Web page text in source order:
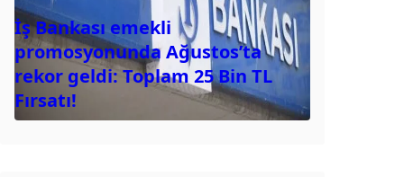
İş Bankası emekli
promosyonunda Ağustos’ta
rekor geldi: Toplam 25 Bin TL
Fırsatı!